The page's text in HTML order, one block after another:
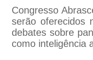
Congresso
serão oferecidos
debates sobre
como inteligência